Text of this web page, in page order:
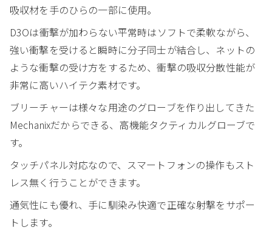
吸収材を手のひらの一部に使用。
D3Oは衝撃が加わらない平常時はソフトで柔軟ながら、
強い衝撃を受けると瞬時に分子同士が結合し、ネットの
ような衝撃の受け方をするため、衝撃の吸収分散性能が
非常に高いハイテク素材です。
ブリーチャーは様々な用途のグローブを作り出してきた
Mechanixだからできる、高機能タクティカルグローブで
す。
タッチパネル対応なので、スマートフォンの操作もスト
レス無く行うことができます。
通気性にも優れ、手に馴染み快適で正確な射撃をサポー
トします。